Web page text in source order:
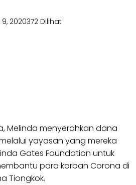
2020372 Dilihat
Melinda menyerahkan dana
melalui yayasan yang mereka
Gates Foundation untuk
para korban Corona di
Tiongkok.